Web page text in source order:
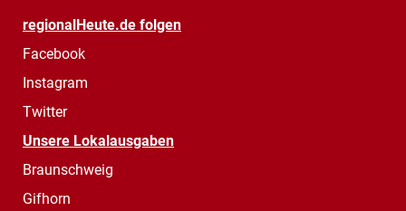
regionalHeute.de folgen
Facebook
Instagram
Twitter
Unsere Lokalausgaben
Braunschweig
Gifhorn